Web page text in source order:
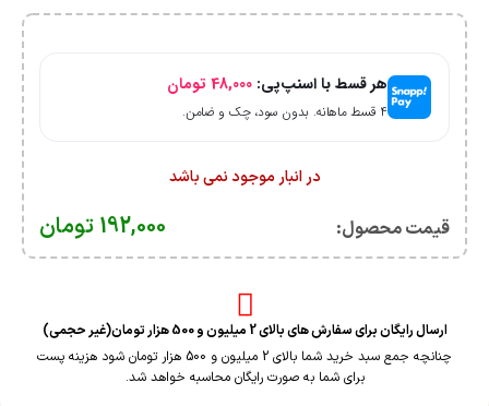
هر قسط با اسنپ‌پی: 48,000 تومان
۴ قسط ماهانه. بدون سود، چک و ضامن.
در انبار موجود نمی باشد
قیمت محصول:​ 192,000 تومان
ارسال رایگان برای سفارش های بالای 2 میلیون و 500 هزار تومان(غیر حجمی)
چنانچه جمع سبد خرید شما بالای 2 میلیون و 500 هزار تومان شود هزینه پست
برای شما به صورت رایگان محاسبه خواهد شد.